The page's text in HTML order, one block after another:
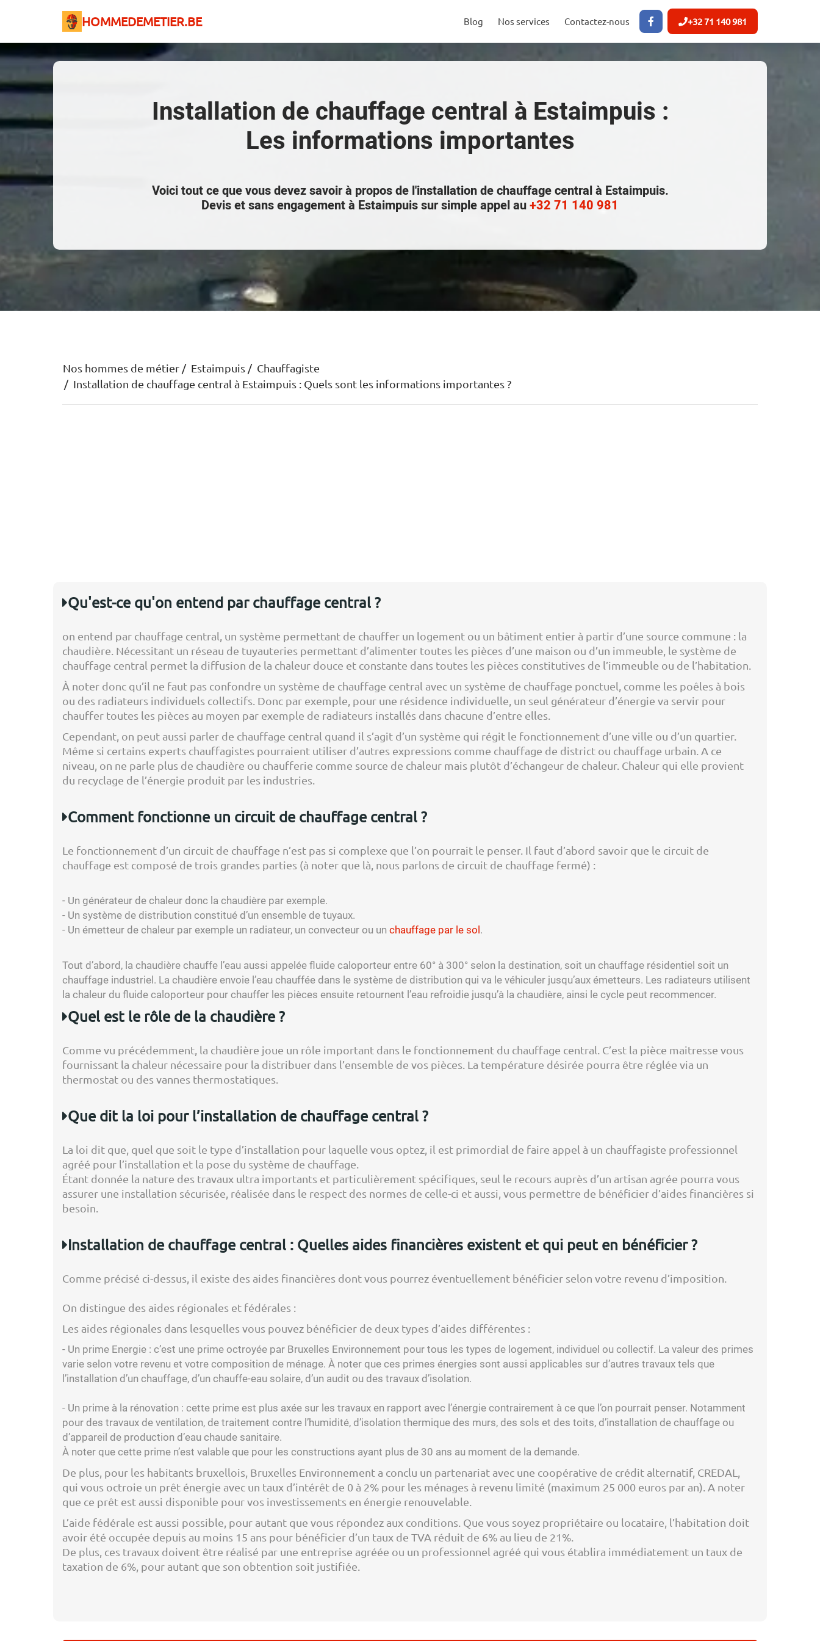
HOMMEDEMETIER.BE Blog Nos services Contactez-nous +32 71 140 981
Installation de chauffage central à Estaimpuis :
Les informations importantes
Voici tout ce que vous devez savoir à propos de l'installation de chauffage central à Estaimpuis.
Devis et sans engagement à Estaimpuis sur simple appel au+32 71 140 981
Nos hommes de métier Estaimpuis
Chauffagiste
Installation de chauffage central à Estaimpuis : Quels sont les informations importantes ?
Qu'est-ce qu'on entend par chauffage central ?
on entend par chauffage central, un système permettant de chauffer un logement ou un bâtiment entier à partir d’une source commune : la
chaudière. Nécessitant un réseau de tuyauteries permettant d’alimenter toutes les pièces d’une maison ou d’un immeuble, le système de
chauffage central permet la diffusion de la chaleur douce et constante dans toutes les pièces constitutives de l’immeuble ou de l’habitation.
À noter donc qu’il ne faut pas confondre un système de chauffage central avec un système de chauffage ponctuel, comme les poêles à bois
ou des radiateurs individuels collectifs. Donc par exemple, pour une résidence individuelle, un seul générateur d’énergie va servir pour
chauffer toutes les pièces au moyen par exemple de radiateurs installés dans chacune d’entre elles.
Cependant, on peut aussi parler de chauffage central quand il s’agit d’un système qui régit le fonctionnement d’une ville ou d’un quartier.
Même si certains experts chauffagistes pourraient utiliser d’autres expressions comme chauffage de district ou chauffage urbain. A ce
niveau, on ne parle plus de chaudière ou chaufferie comme source de chaleur mais plutôt d’échangeur de chaleur. Chaleur qui elle provient
du recyclage de l’énergie produit par les industries.
Comment fonctionne un circuit de chauffage central ?
Le fonctionnement d’un circuit de chauffage n’est pas si complexe que l’on pourrait le penser. Il faut d’abord savoir que le circuit de
chauffage est composé de trois grandes parties (à noter que là, nous parlons de circuit de chauffage fermé) :
- Un générateur de chaleur donc la chaudière par exemple.
- Un système de distribution constitué d’un ensemble de tuyaux.
- Un émetteur de chaleur par exemple un radiateur, un convecteur ou un chauffage par le sol .
Tout d’abord, la chaudière chauffe l’eau aussi appelée fluide caloporteur entre 60° à 300° selon la destination, soit un chauffage résidentiel soit un
chauffage industriel. La chaudière envoie l’eau chauffée dans le système de distribution qui va le véhiculer jusqu’aux émetteurs. Les radiateurs utilisent
la chaleur du fluide caloporteur pour chauffer les pièces ensuite retournent l’eau refroidie jusqu’à la chaudière, ainsi le cycle peut recommencer.
Quel est le rôle de la chaudière ?
Comme vu précédemment, la chaudière joue un rôle important dans le fonctionnement du chauffage central. C’est la pièce maitresse vous
fournissant la chaleur nécessaire pour la distribuer dans l’ensemble de vos pièces. La température désirée pourra être réglée via un
thermostat ou des vannes thermostatiques.
Que dit la loi pour l’installation de chauffage central ?
La loi dit que, quel que soit le type d’installation pour laquelle vous optez, il est primordial de faire appel à un chauffagiste professionnel
agréé pour l’installation et la pose du système de chauffage.
Étant donnée la nature des travaux ultra importants et particulièrement spécifiques, seul le recours auprès d’un artisan agrée pourra vous
assurer une installation sécurisée, réalisée dans le respect des normes de celle-ci et aussi, vous permettre de bénéficier d’aides financières si
besoin.
Installation de chauffage central : Quelles aides financières existent et qui peut en bénéficier ?
Comme précisé ci-dessus, il existe des aides financières dont vous pourrez éventuellement bénéficier selon votre revenu d’imposition.
On distingue des aides régionales et fédérales :
Les aides régionales dans lesquelles vous pouvez bénéficier de deux types d’aides différentes :
- Un prime Energie : c’est une prime octroyée par Bruxelles Environnement pour tous les types de logement, individuel ou collectif. La valeur des primes
varie selon votre revenu et votre composition de ménage. À noter que ces primes énergies sont aussi applicables sur d’autres travaux tels que
l’installation d’un chauffage, d’un chauffe-eau solaire, d’un audit ou des travaux d’isolation.
- Un prime à la rénovation : cette prime est plus axée sur les travaux en rapport avec l’énergie contrairement à ce que l’on pourrait penser. Notamment
pour des travaux de ventilation, de traitement contre l’humidité, d’isolation thermique des murs, des sols et des toits, d’installation de chauffage ou
d’appareil de production d’eau chaude sanitaire.
À noter que cette prime n’est valable que pour les constructions ayant plus de 30 ans au moment de la demande.
De plus, pour les habitants bruxellois, Bruxelles Environnement a conclu un partenariat avec une coopérative de crédit alternatif, CREDAL,
qui vous octroie un prêt énergie avec un taux d’intérêt de 0 à 2% pour les ménages à revenu limité (maximum 25 000 euros par an). A noter
que ce prêt est aussi disponible pour vos investissements en énergie renouvelable.
L’aide fédérale est aussi possible, pour autant que vous répondez aux conditions. Que vous soyez propriétaire ou locataire, l’habitation doit
avoir été occupée depuis au moins 15 ans pour bénéficier d’un taux de TVA réduit de 6% au lieu de 21%.
De plus, ces travaux doivent être réalisé par une entreprise agréée ou un professionnel agréé qui vous établira immédiatement un taux de
taxation de 6%, pour autant que son obtention soit justifiée.